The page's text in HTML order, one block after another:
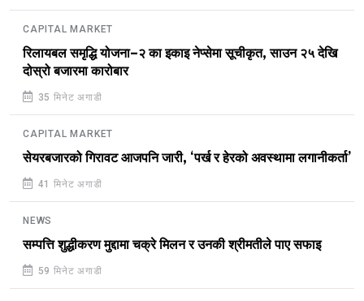
CAPITAL MARKET
रिलायबल समृद्धि योजना–२ का इकाइ नेप्सेमा सूचीकृत, साउन २५ देखि
दोस्रो बजारमा कारोबार
35 मिनेट अगाडी
CAPITAL MARKET
सेयरबजारको गिरावट आजपनि जारी, ‘पर्ख र हेरको अवस्थामा लगानीकर्ता’
41 मिनेट अगाडी
NEWS
सम्पत्ति शुद्धीकरण मुद्दामा चक्रे मिलन र उनकी श्रीमतीले पाए सफाइ
59 मिनेट अगाडी